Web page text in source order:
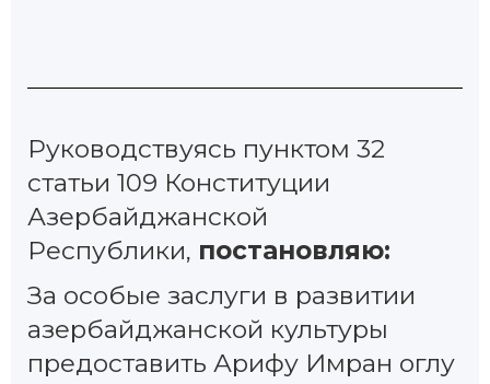
Руководствуясь пунктом 32
статьи 109 Конституции
Азербайджанской
Республики, постановляю:
За особые заслуги в развитии
азербайджанской культуры
предоставить Арифу Имран оглу